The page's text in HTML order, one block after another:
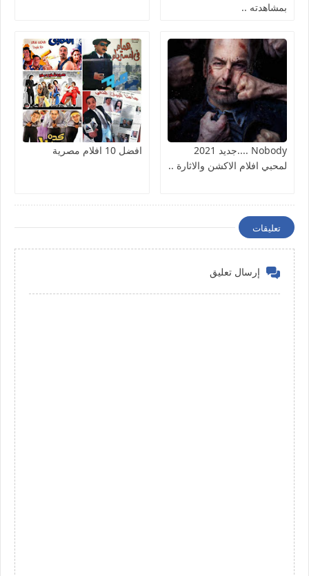
بمشاهدته ..
Nobody ....جديد 2021
لمحبي افلام الاكشن والاثارة ..
افضل 10 افلام مصرية
تعليقات
إرسال تعليق